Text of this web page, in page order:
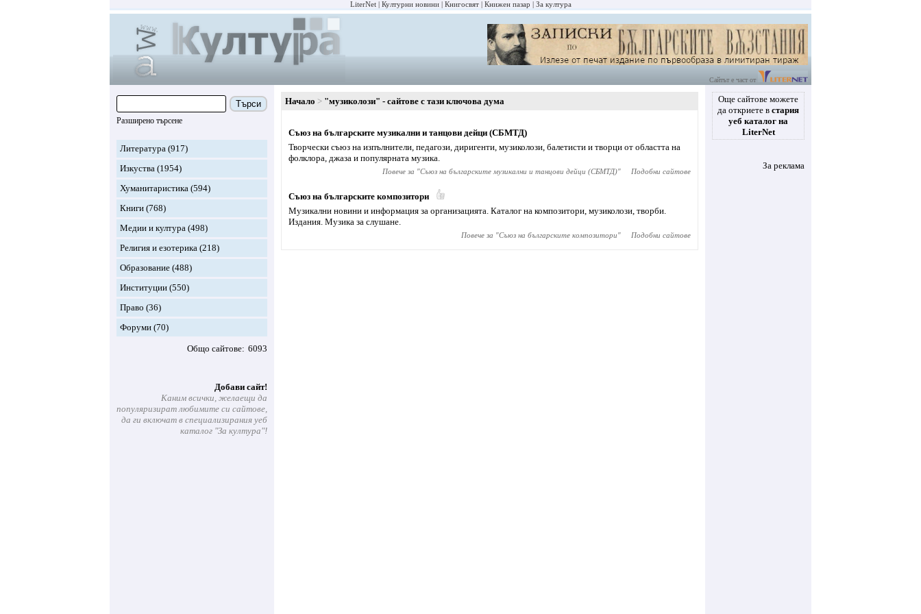
LiterNet Културни новини Книгосвят Книжен пазар За култура
Сайтът е част от
Търси
Разширено търсене
Литература (917)
Изкуства (1954)
Хуманитаристика (594)
Книги (768)
Медии и култура (498)
Религия и езотерика (218)
Образование (488)
Институции (550)
Право (36)
Форуми (70)
Общо сайтове 6093
Добави сайт!
Каним всички, желаещи да
популяризират любимите си сайтове,
да ги включат в специализирания уеб
каталог "За култура"!
Начало "музиколози" - сайтове с тази ключова дума
Съюз на българските музикални и танцови дейци (СБМТД)
Творчески съюз на изпълнители, педагози, диригенти, музиколози, балетисти и творци от областта на
фолклора, джаза и популярната музика.
Повече за "Съюз на българските музикални и танцови дейци (СБМТД)" Подобни сайтове
Съюз на българските композитори
Музикални новини и информация за организацията. Каталог на композитори, музиколози, творби.
Издания. Музика за слушане.
Повече за "Съюз на българските композитори" Подобни сайтове
Още сайтове можете
да откриете в стария
уеб каталог на
LiterNet
За реклама